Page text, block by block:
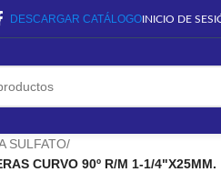
DESCARGAR CATÁLOGOINICIO DE
SULFATO/
CURVO 90º R/M 1-1/4"X25MM.